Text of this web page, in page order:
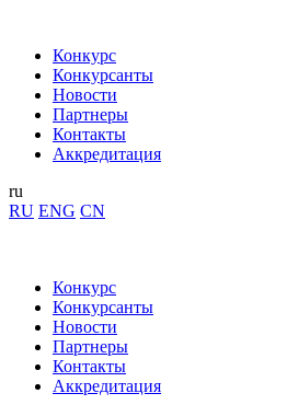
Конкурс
Конкурсанты
Новости
Партнеры
Контакты
Аккредитация
ru
RU ENG CN
Конкурс
Конкурсанты
Новости
Партнеры
Контакты
Аккредитация